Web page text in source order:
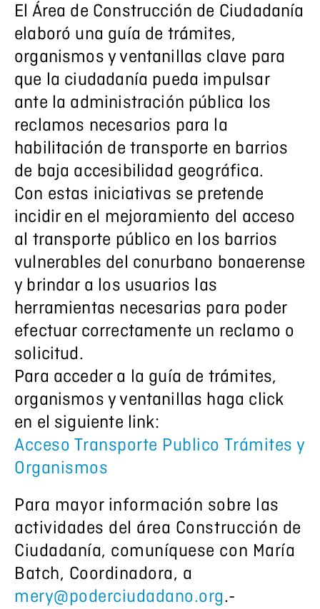
El Área de Construcción de Ciudadanía
elaboró una guía de trámites,
organismos y ventanillas clave para
que la ciudadanía pueda impulsar
ante la administración pública los
reclamos necesarios para la
habilitación de transporte en barrios
de baja accesibilidad geográfica.
Con estas iniciativas se pretende
incidir en el mejoramiento del acceso
al transporte público en los barrios
vulnerables del conurbano bonaerense
y brindar a los usuarios las
herramientas necesarias para poder
efectuar correctamente un reclamo o
solicitud.
Para acceder a la guía de trámites,
organismos y ventanillas haga click
en el siguiente link:
Acceso Transporte Publico Trámites y
Organismos
Para mayor información sobre las
actividades del área Construcción de
Ciudadanía, comuníquese con María
Batch, Coordinadora, a
mery@poderciudadano.org.-